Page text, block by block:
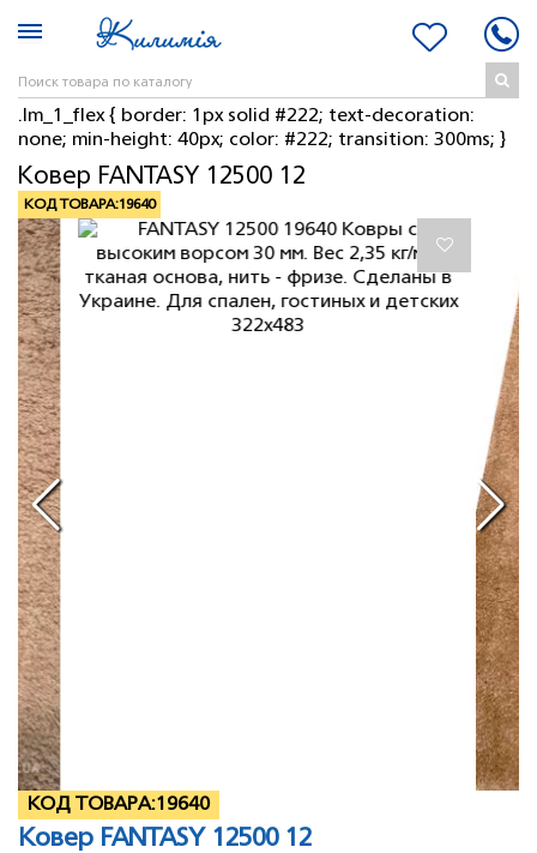
.lm_1_flex { border: 1px solid #222; text-decoration:
none; min-height: 40px; color: #222; transition: 300ms; }
Ковер FANTASY 12500 12
КОД ТОВАРА:19640
КОД ТОВАРА:19640
Ковер FANTASY 12500 12